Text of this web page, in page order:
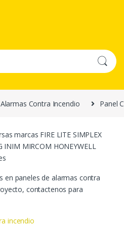
Alarmas Contra Incendio Panel
marcas FIRE LITE SIMPLEX
INIM MIRCOM HONEYWELL
en paneles de alarmas contra
contactenos para
incendio